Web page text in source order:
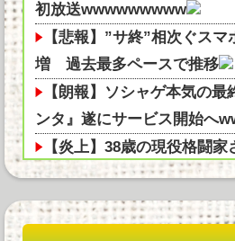
初放送wwwwwwwww
【悲報】”サ終”相次ぐス
増 過去最多ペースで推移
【朗報】ソシャゲ本気の
ンタ』遂にサービス開始へ
【炎上】38歳の現役格闘
います。19歳の彼女と結婚
【悲報】ルビィちゃんの声
される・・・